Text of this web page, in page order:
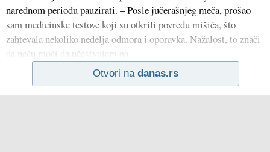
narednom periodu pauzirati. – Posle jučerašnjeg meča, prošao
sam medicinske testove koji su otkrili povredu mišića, što
zahtevala nekoliko nedelja odmora i oporavka. Nažalost, to znači
da neću moći da učestvujem na
Otvori na danas.rs